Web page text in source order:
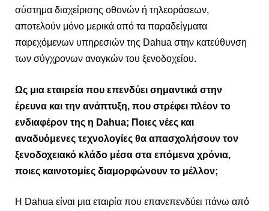
σύστημα διαχείρισης οθονών ή τηλεοράσεων,
αποτελούν μόνο μερικά από τα παραδείγματα
παρεχόμενων υπηρεσιών της Dahua στην κατεύθυνση
των σύγχρονων αναγκών του ξενοδοχείου.
Ως μια εταιρεία που επενδύει σημαντικά στην
έρευνα και την ανάπτυξη, που στρέφει πλέον το
ενδιαφέρον της η Dahua; Ποιες νέες και
αναδυόμενες τεχνολογίες θα απασχολήσουν τον
ξενοδοχειακό κλάδο μέσα στα επόμενα χρόνια,
ποιες καινοτομίες διαμορφώνουν το μέλλον;
Η Dahua είναι μια εταιρία που επανεπενδύει πάνω από